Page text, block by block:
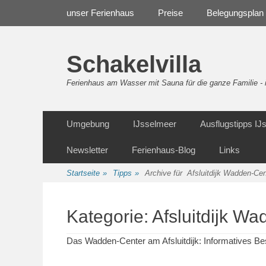
unser Ferienhaus Preise Belegungsplan
Schakelvilla
Ferienhaus am Wasser mit Sauna für die ganze Familie
Inhalt
Umgebung IJsselmeer Ausflugstipps
Newsletter Ferienhaus-Blog Links
Startseite » Tipps » Archive fürAfsluitdijk Wadden-
Kategorie: Afsluitdijk
Das Wadden-Center am Afsluitdijk: Informatives